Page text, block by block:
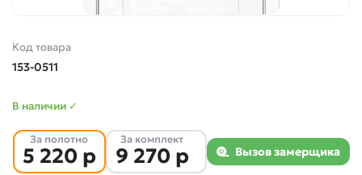
Код товара
153-0511
В наличии ✓
За полотно
5 220 р
За комплект
9 270 р Вызов замерщика